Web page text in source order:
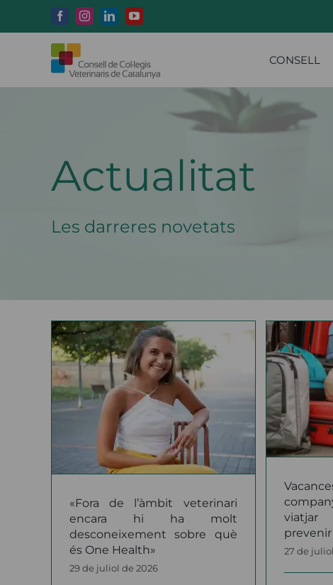
FacebookInstagramLinkedInYouTube
CONSELL
Actualitat
Les darreres novetats
«Fora de l’àmbit veterinari
encara hi ha molt
desconeixement sobre què
és One Health»
29 de juliol de 2026
Vacances amb un
animal de companyia:
consells per viatjar amb
seguretat i prevenir els
cops de calor
notícies
viatjar
27 de